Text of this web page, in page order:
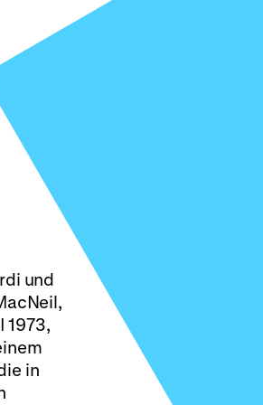
und
I 1973,
in